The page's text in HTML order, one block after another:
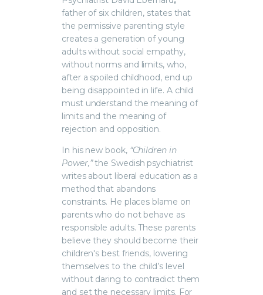
father of six children, states that
the permissive parenting style
creates a generation of young
adults without social empathy,
without norms and limits, who,
after a spoiled childhood, end up
being disappointed in life. A child
must understand the meaning of
limits and the meaning of
rejection and opposition.
In his new book, “Children in
Power,”the Swedish psychiatrist
writes about liberal education as a
method that abandons
constraints. He places blame on
parents who do not behave as
responsible adults. These parents
believe they should become their
children's best friends, lowering
themselves to the child’s level
without daring to contradict them
and set the necessary limits. For